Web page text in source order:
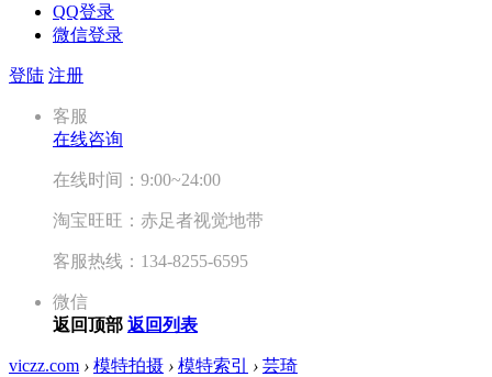
QQ登录
微信登录
登陆 注册
客服
在线咨询
在线时间：9:00~24:00
淘宝旺旺：赤足者视觉地带
客服热线：134-8255-6595
微信
返回顶部 返回列表
viczz.com › 模特拍摄 › 模特索引 › 芸琦